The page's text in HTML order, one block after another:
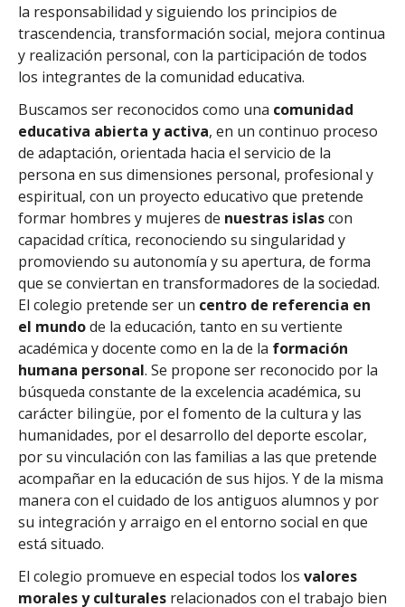
la responsabilidad y siguiendo los principios de
trascendencia, transformación social, mejora continua
y realización personal, con la participación de todos
los integrantes de la comunidad educativa.
Buscamos ser reconocidos como una comunidad
educativa abierta y activa, en un continuo proceso
de adaptación, orientada hacia el servicio de la
persona en sus dimensiones personal, profesional y
espiritual, con un proyecto educativo que pretende
formar hombres y mujeres de nuestras islascon
capacidad crítica, reconociendo su singularidad y
promoviendo su autonomía y su apertura, de forma
que se conviertan en transformadores de la sociedad.
El colegio pretende ser un centro de referencia en
el mundode la educación, tanto en su vertiente
académica y docente como en la de la formación
humana personal. Se propone ser reconocido por la
búsqueda constante de la excelencia académica, su
carácter bilingüe, por el fomento de la cultura y las
humanidades, por el desarrollo del deporte escolar,
por su vinculación con las familias a las que pretende
acompañar en la educación de sus hijos. Y de la misma
manera con el cuidado de los antiguos alumnos y por
su integración y arraigo en el entorno social en que
está situado.
El colegio promueve en especial todos los valores
morales y culturales relacionados con el trabajo bien